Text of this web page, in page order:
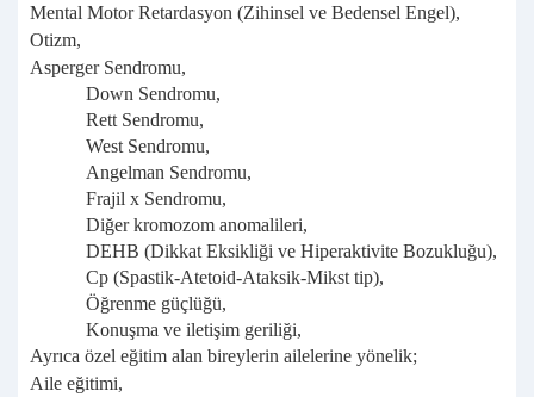
Mental Motor Retardasyon (Zihinsel ve Bedensel Engel),
Otizm,
Asperger Sendromu,
Down Sendromu,
Rett Sendromu,
West Sendromu,
Angelman Sendromu,
Frajil x Sendromu,
Diğer kromozom anomalileri,
DEHB (Dikkat Eksikliği ve Hiperaktivite Bozukluğu),
Cp (Spastik-Atetoid-Ataksik-Mikst tip),
Öğrenme güçlüğü,
Konuşma ve iletişim geriliği,
Ayrıca özel eğitim alan bireylerin ailelerine yönelik;
Aile eğitimi,